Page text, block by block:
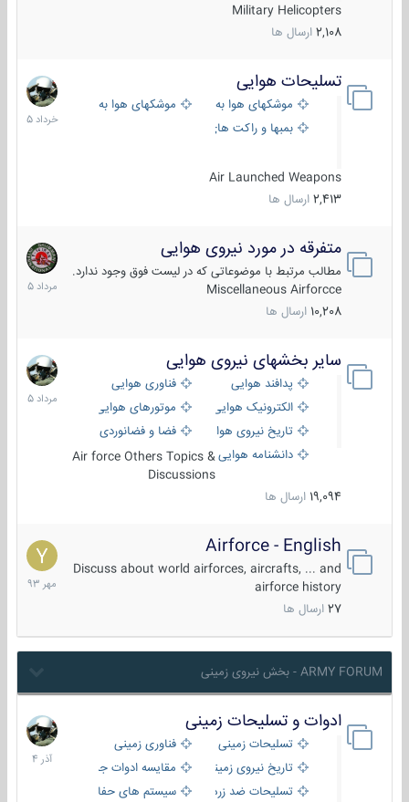
Military Helicopters
2,108 ارسال ها
تسلیحات هوایی
موشکهای هوا به هوا
موشکهای هوا به سطح
بمبها و راکت های هوایی
Air Launched Weapons
2,413 ارسال ها
30
خرداد
1405
متفرقه در مورد نیروی هوایی
مطالب مرتبط با موضوعاتی که در لیست فوق وجود ندارد.
Miscellaneous Airforcce
10,208 ارسال ها
7
مرداد
1405
سایر بخشهای نیروی هوایی
پدافند هوایی
فناوری هوایی
الکترونیک هوایی
موتورهای هوایی
تاریخ نیروی هوایی
فضا و فضانوردی
دانشنامه هواییAir force Others Topics &
Discussions
19,094 ارسال ها
2
مرداد
1405
Airforce - English
Discuss about world airforces, aircrafts, ... and
airforce history
27 ارسال ها
15
مهر
1393
ARMY FORUM - بخش نیروی زمینی
ادوات و تسلیحات زمینی
تسلیحات زمینی
فناوری زمینی
تاریخ نیروی زمینی
مقایسه ادوات جنگی
تسلیحات ضد زره
سیستم های حفاظت فعال
21
آذر
1404